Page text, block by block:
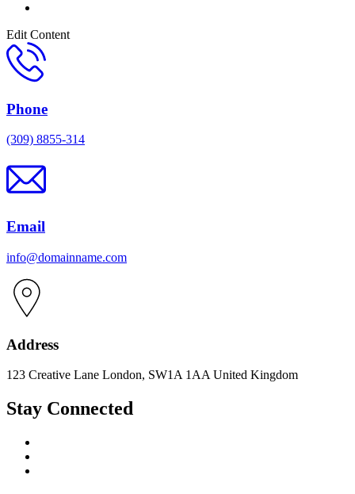
Edit Content
Phone
(309) 8855-314
Email
info@domainname.com
Address
123 Creative Lane London, SW1A 1AA United Kingdom
Stay Connected